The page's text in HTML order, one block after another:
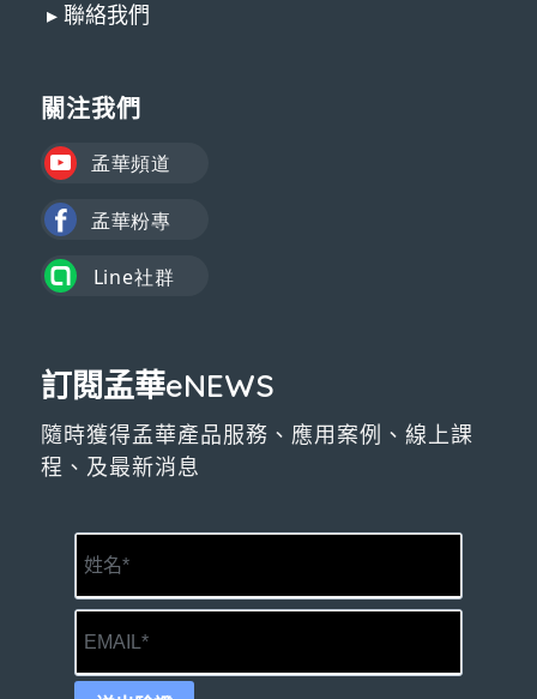
▸ 聯絡我們
關注我們
訂閱孟華eNEWS
隨時獲得孟華產品服務、應用案例、線上課
程、及最新消息